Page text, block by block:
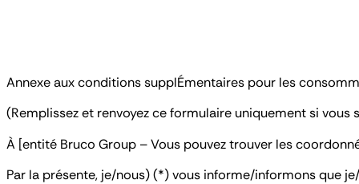
Annexe aux conditions supplÉmentaires pour les
(Remplissez et renvoyez ce formulaire uniquement si
À [entité Bruco Group – Vous pouvez trouver les
Par la présente, je/nous) (*) vous informe/informons que